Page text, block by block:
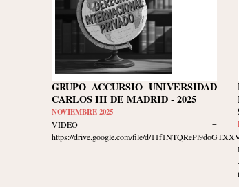
GRUPO ACCURSIO UNIVERSIDAD
CARLOS III DE MADRID - 2025
NOVIEMBRE 2025
VIDEO =
https://drive.google.com/file/d/